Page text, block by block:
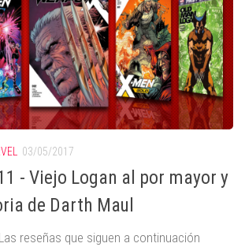
03/05/2017
- Viejo Logan al por mayor y
de Darth Maul
reseñas que siguen a continuación